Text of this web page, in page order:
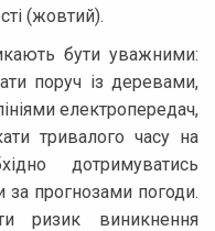
(жовтий).
бути уважними:
поруч із деревами,
електропередач,
тривалого часу на
дотримуватись
за прогнозами погоди.
ризик виникнення